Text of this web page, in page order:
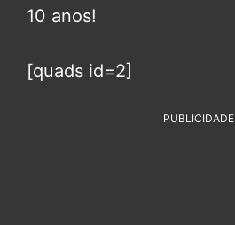
10 anos!
[quads id=2]
PUBLICIDADE